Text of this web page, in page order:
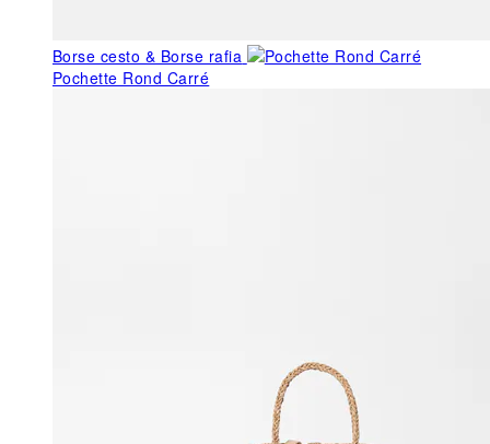
Borse cesto & Borse rafia
Pochette Rond Carré